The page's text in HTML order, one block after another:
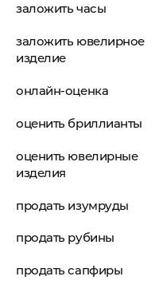
заложить часы
заложить ювелирное
изделие
онлайн-оценка
оценить бриллианты
оценить ювелирные
изделия
продать изумруды
продать рубины
продать сапфиры